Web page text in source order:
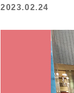
2023.02.24